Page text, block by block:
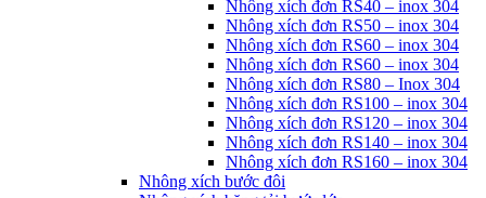
Nhông xích đơn RS40 – inox 304
Nhông xích đơn RS50 – inox 304
Nhông xích đơn RS60 – inox 304
Nhông xích đơn RS60 – inox 304
Nhông xích đơn RS80 – Inox 304
Nhông xích đơn RS100 – inox 304
Nhông xích đơn RS120 – inox 304
Nhông xích đơn RS140 – inox 304
Nhông xích đơn RS160 – inox 304
Nhông xích bước đôi